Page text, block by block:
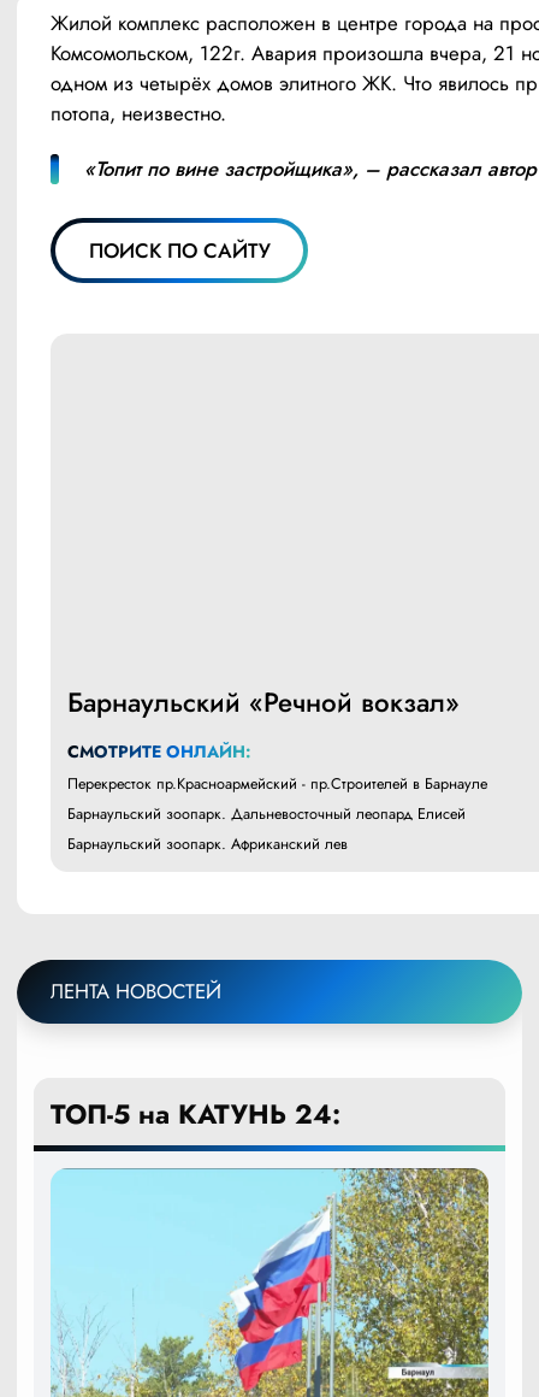
Жилой комплекс расположен в центре города на
Комсомольском, 122г. Авария произошла вчера, 21
одном из четырёх домов элитного ЖК. Что явилось
потопа, неизвестно.
«Топит по вине застройщика», – рассказал
ПОИСК ПО САЙТУ
Барнаульский «Речной вокзал»
СМОТРИТЕ ОНЛАЙН:
Перекресток пр.Красноармейский - пр.Строителей в Барнауле
Барнаульский зоопарк. Дальневосточный леопард Елисей
Барнаульский зоопарк. Африканский лев
ЛЕНТА НОВОСТЕЙ
ТОП-5 на КАТУНЬ 24: